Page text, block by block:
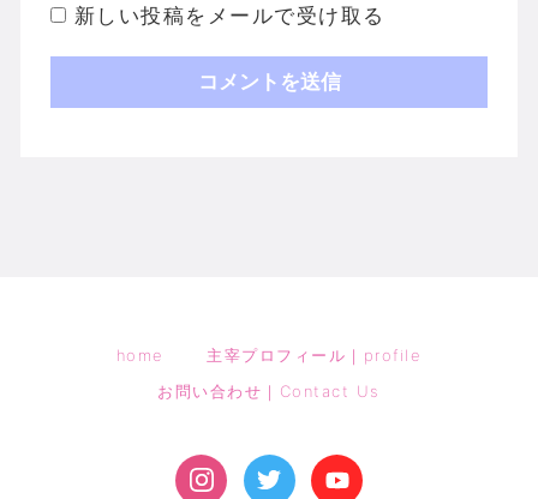
新しい投稿をメールで受け取る
home
主宰プロフィール｜profile
お問い合わせ｜Contact Us